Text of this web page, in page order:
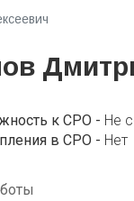
к СРО - Не
в СРО - Нет